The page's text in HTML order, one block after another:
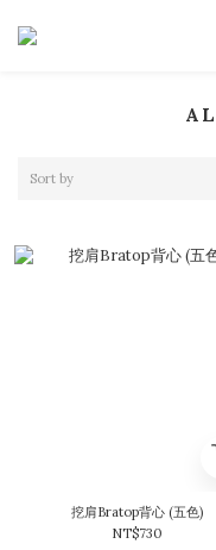
Sort by
挖肩Bratop背心 (五色)
NT$730